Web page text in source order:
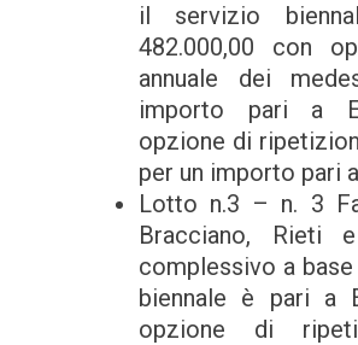
il servizio
482.000,00 con
annuale dei
importo pari a
opzione di
per un importo pari
Lotto n.3 – n. 3
Bracciano, Rieti
complessivo a
biennale è pari a
opzione di